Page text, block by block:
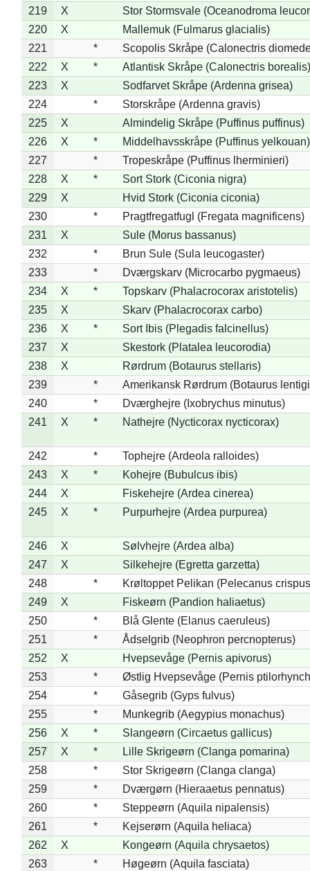
219 X
Stor Stormsvale (Oceanodroma
220
X
Mallemuk (Fulmarus glacialis)
221
*
Scopolis Skråpe (Calonectris
222
X *
Atlantisk Skråpe (Calonectris borealis)
223
X
Sodfarvet Skråpe (Ardenna grisea)
224
*
Storskråpe (Ardenna gravis)
225
X
Almindelig Skråpe (Puffinus puffinus)
226
X *
Middelhavsskråpe (Puffinus yelkouan)
227
*
Tropeskråpe (Puffinus lherminieri)
228
X *
Sort Stork (Ciconia nigra)
229
X
Hvid Stork (Ciconia ciconia)
230
*
Pragtfregatfugl (Fregata magnificens)
231
X
Sule (Morus bassanus)
232
*
Brun Sule (Sula leucogaster)
233
*
Dværgskarv (Microcarbo pygmaeus)
234
X *
Topskarv (Phalacrocorax aristotelis)
235
X
Skarv (Phalacrocorax carbo)
236
X *
Sort Ibis (Plegadis falcinellus)
237
X
Skestork (Platalea leucorodia)
238
X
Rørdrum (Botaurus stellaris)
239
*
Amerikansk Rørdrum (Botaurus
240
*
Dværghejre (Ixobrychus minutus)
241
X * Nathejre (Nycticorax nycticorax)
242 *
Tophejre (Ardeola ralloides)
243
X *
Kohejre (Bubulcus ibis)
244
X
Fiskehejre (Ardea cinerea)
245
X * Purpurhejre (Ardea purpurea)
246 X
Sølvhejre (Ardea alba)
247
X
Silkehejre (Egretta garzetta)
248
*
Krøltoppet Pelikan (Pelecanus
249
X
Fiskeørn (Pandion haliaetus)
250
*
Blå Glente (Elanus caeruleus)
251
*
Ådselgrib (Neophron percnopterus)
252
X
Hvepsevåge (Pernis apivorus)
253
*
Østlig Hvepsevåge (Pernis
254
*
Gåsegrib (Gyps fulvus)
255
*
Munkegrib (Aegypius monachus)
256
X *
Slangeørn (Circaetus gallicus)
257
X *
Lille Skrigeørn (Clanga pomarina)
258
*
Stor Skrigeørn (Clanga clanga)
259
*
Dværgørn (Hieraaetus pennatus)
260
*
Steppeørn (Aquila nipalensis)
261
*
Kejserørn (Aquila heliaca)
262
X
Kongeørn (Aquila chrysaetos)
263
*
Høgeørn (Aquila fasciata)